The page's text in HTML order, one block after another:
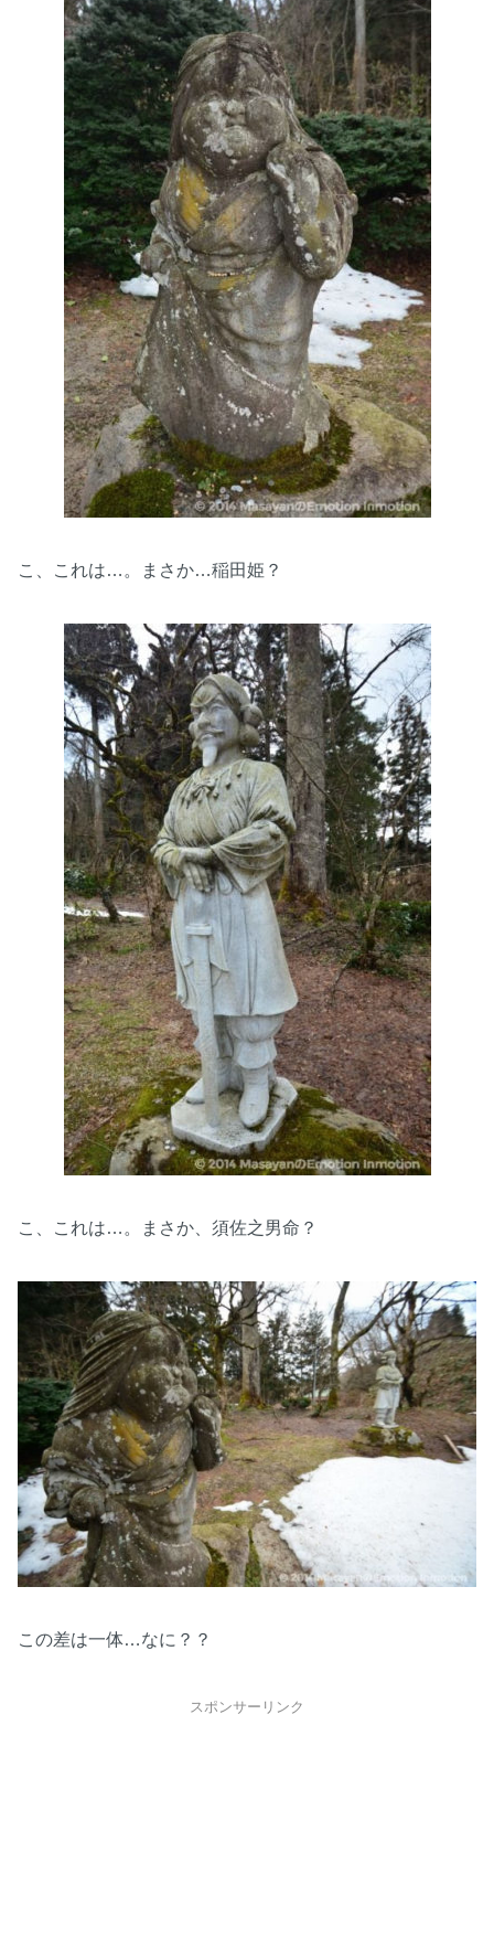
こ、これは…。まさか…稲田姫？
こ、これは…。まさか、須佐之男命？
この差は一体…なに？？
スポンサーリンク